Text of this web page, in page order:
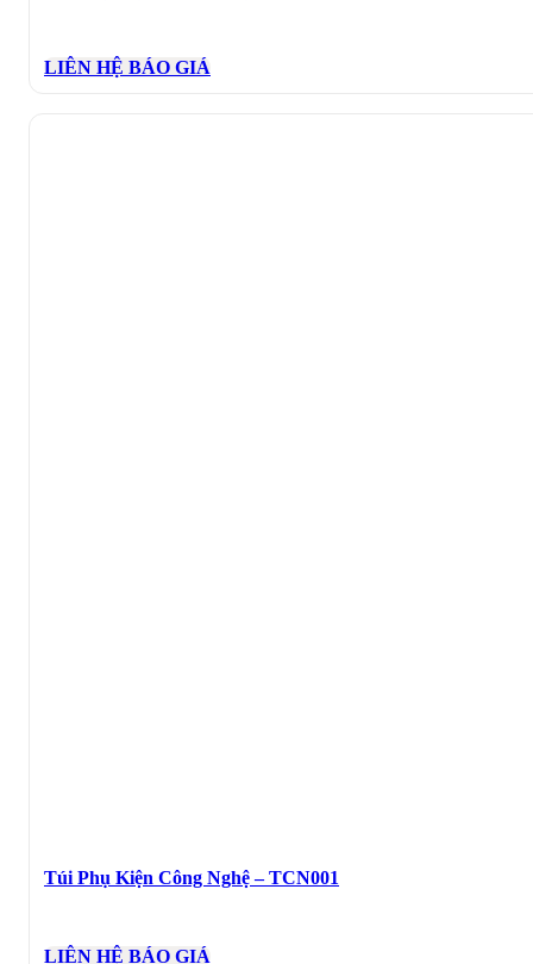
LIÊN HỆ BÁO GIÁ
Túi Phụ Kiện Công Nghệ – TCN001
LIÊN HỆ BÁO GIÁ